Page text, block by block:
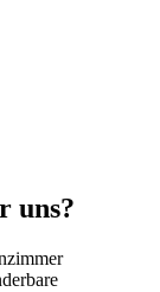
uns?